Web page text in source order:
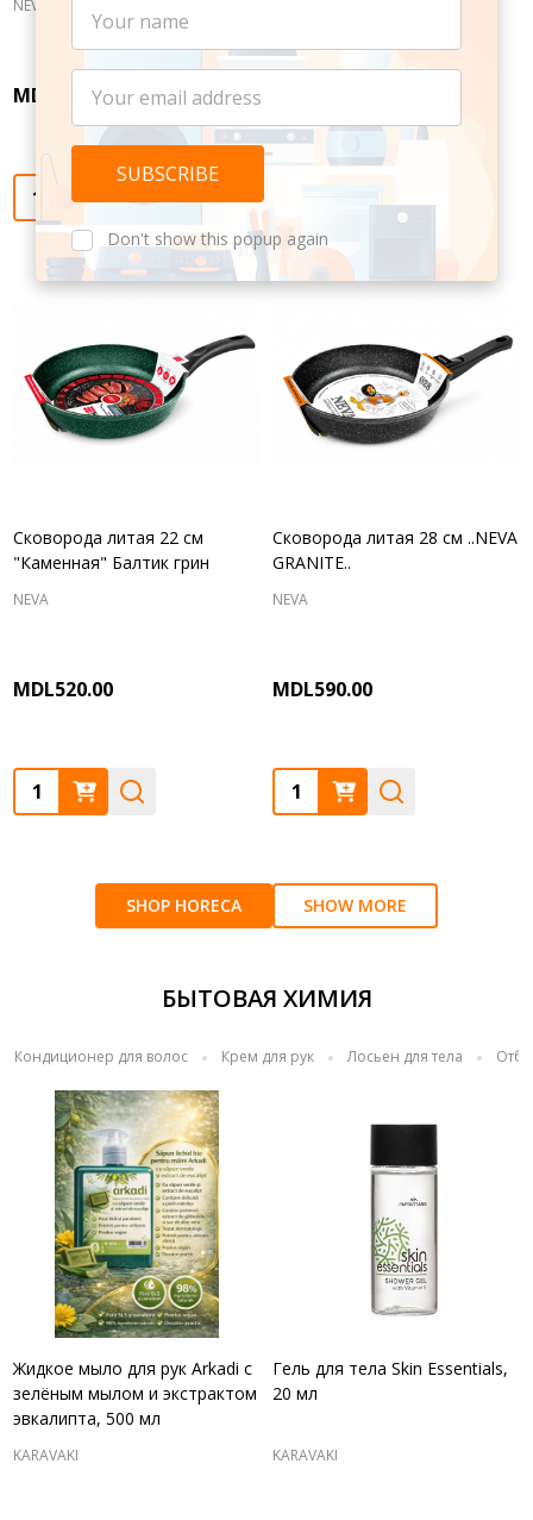
Address
Don't show this popup again
NEVA
MDL630.00
Quantity: Quantity:
Сковорода литая 22 см
"Каменная" Балтик грин
NEVA
MDL520.00
Quantity:
Сковорода литая 28 см ..NEVA
GRANITE..
NEVA
MDL590.00
Quantity:
SHOP HORECA SHOW MORE
БЫТОВАЯ ХИМИЯ
Кондиционер для волос Крем для рук Лосьен для тела
Жидкое мыло для рук Arkadi с
зелёным мылом и экстрактом
эвкалипта, 500 мл
KARAVAKI
Гель для тела Skin Essentials,
20 мл
KARAVAKI